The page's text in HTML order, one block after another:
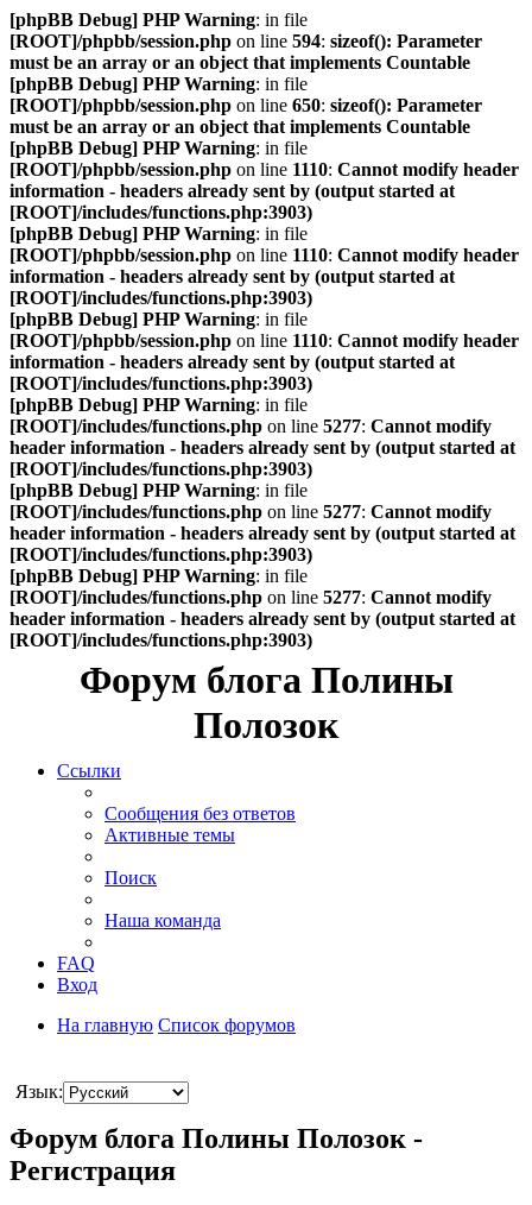
[phpBB Debug] PHP Warning: in file
[ROOT]/phpbb/session.php on line 594: sizeof(): Parameter
must be an array or an object that implements Countable
[phpBB Debug] PHP Warning: in file
[ROOT]/phpbb/session.php on line 650: sizeof(): Parameter
must be an array or an object that implements Countable
[phpBB Debug] PHP Warning: in file
[ROOT]/phpbb/session.php on line 1110: Cannot modify header
information - headers already sent by (output started at
[ROOT]/includes/functions.php:3903)
[phpBB Debug] PHP Warning: in file
[ROOT]/phpbb/session.php on line 1110: Cannot modify header
information - headers already sent by (output started at
[ROOT]/includes/functions.php:3903)
[phpBB Debug] PHP Warning: in file
[ROOT]/phpbb/session.php on line 1110: Cannot modify header
information - headers already sent by (output started at
[ROOT]/includes/functions.php:3903)
[phpBB Debug] PHP Warning: in file
[ROOT]/includes/functions.php on line 5277: Cannot modify
header information - headers already sent by (output started at
[ROOT]/includes/functions.php:3903)
[phpBB Debug] PHP Warning: in file
[ROOT]/includes/functions.php on line 5277: Cannot modify
header information - headers already sent by (output started at
[ROOT]/includes/functions.php:3903)
[phpBB Debug] PHP Warning: in file
[ROOT]/includes/functions.php on line 5277: Cannot modify
header information - headers already sent by (output started at
[ROOT]/includes/functions.php:3903)
Форум блога Полины
Полозок
Ссылки
Сообщения без ответов
Активные темы
Поиск
Наша команда
FAQ
Вход
На главную Список форумов
Язык:
Форум блога Полины Полозок -
Регистрация